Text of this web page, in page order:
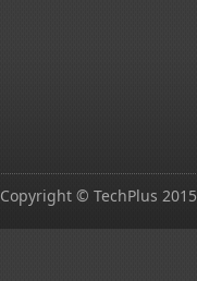
Copyright © TechPlus 2015